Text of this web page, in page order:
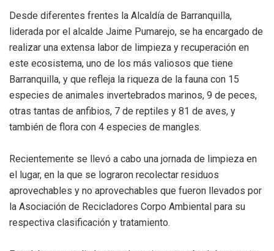
Desde diferentes frentes la Alcaldía de Barranquilla,
liderada por el alcalde Jaime Pumarejo, se ha encargado de
realizar una extensa labor de limpieza y recuperación en
este ecosistema, uno de los más valiosos que tiene
Barranquilla, y que refleja la riqueza de la fauna con 15
especies de animales invertebrados marinos, 9 de peces,
otras tantas de anfibios, 7 de reptiles y 81 de aves, y
también de flora con 4 especies de mangles.
Recientemente se llevó a cabo una jornada de limpieza en
el lugar, en la que se lograron recolectar residuos
aprovechables y no aprovechables que fueron llevados por
la Asociación de Recicladores Corpo Ambiental para su
respectiva clasificación y tratamiento.